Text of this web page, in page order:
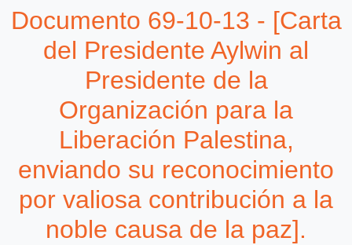
69-10-16 - [Carta del Presidente Aylwin al Presidente de la República del Paraguay, adjuntando del Presidente Clinton]
Documento 69-10-17 - [Carta del Presidente Aylwin al Presidente de la República del Paraguay].
Documento 69-10-18 - [Carta del Presidente Aylwin al Presidente de la República del Perú, adjuntando carta de Presidente Clinton].
Documento 69-10-19 - [Carta del Presidente Aylwin al Presidente de la República Peruana].
99 más...
Documento 69-10-13 - [Carta
del Presidente Aylwin al
Presidente de la
Organización para la
Liberación Palestina,
enviando su reconocimiento
por valiosa contribución a la
noble causa de la paz].